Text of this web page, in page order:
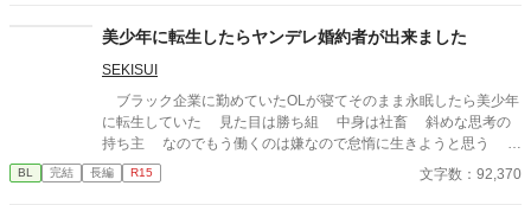
美少年に転生したらヤンデレ婚約者が出来ました
SEKISUI
ブラック企業に勤めていたOLが寝てそのまま永眠したら美少年
に転生していた 見た目は勝ち組 中身は社畜 斜めな思考の
持ち主 なのでもう働くのは嫌なので怠惰に生きようと思う そ
んな主人公はやばい公爵令息に目を付けられて翻弄される
BL 完結 長編 R15 文字数：92,370